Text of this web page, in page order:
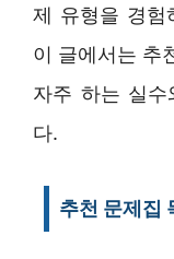
제 유형을 경험
이 글에서는 추
자주 하는 실
다.
추천 문제집